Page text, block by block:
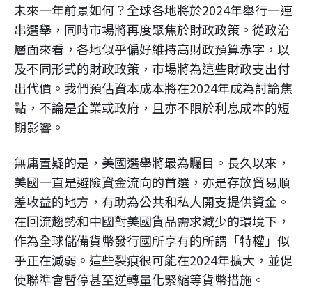
未來一年前景如何？全球各地將於2024年舉行一連
串選舉，同時市場將再度聚焦於財政政策。從政治
層面來看，各地似乎偏好維持高財政預算赤字，以
及不同形式的財政政策，市場將為這些財政支出付
出代價。我們預估資本成本將在2024年成為討論焦
點，不論是企業或政府，且亦不限於利息成本的短
期影響。
無庸置疑的是，美國選舉將最為矚目。長久以來，
美國一直是避險資金流向的首選，亦是存放貿易順
差收益的地方，有助為公共和私人開支提供資金。
在回流趨勢和中國對美國貨品需求減少的環境下，
作為全球儲備貨幣發行國所享有的所謂「特權」似
乎正在減弱。這些裂痕很可能在2024年擴大，並促
使聯準會暫停甚至逆轉量化緊縮等貨幣措施。